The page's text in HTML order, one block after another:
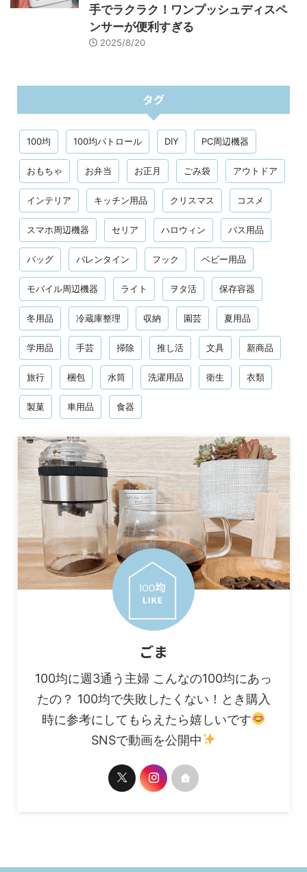
手でラクラク！ワンプッシュディスペ
ンサーが便利すぎる
2025/8/20
タグ
100均 100均パトロール DIY PC周辺機器
おもちゃ お弁当 お正月 ごみ袋 アウトドア
インテリア キッチン用品 クリスマス コスメ
スマホ周辺機器 セリア ハロウィン バス用品
バッグ バレンタイン フック ベビー用品
モバイル周辺機器 ライト ヲタ活 保存容器
冬用品 冷蔵庫整理 収納 園芸 夏用品
学用品 手芸 掃除 推し活 文具 新商品
旅行 梱包 水筒 洗濯用品 衛生 衣類
製菓 車用品 食器
ごま
100均に週3通う主婦 こんなの100均にあっ
たの？ 100均で失敗したくない！とき購入
時に参考にしてもらえたら嬉しいです
SNSで動画を公開中